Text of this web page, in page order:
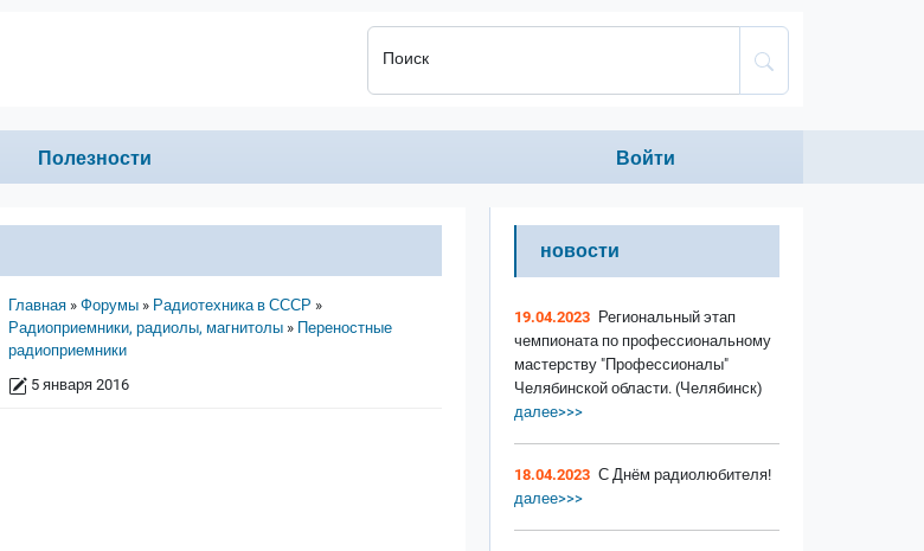
Поиск
Полезности
Anonumous menu
Войти
Строка навигации
Главная Форумы
Радиотехника в СССР
Радиоприемники, радиолы, магнитолы
Переностные
радиоприемники
5 января 2016
новости
19.04.2023 Региональный этап
чемпионата по профессиональному
мастерству "Профессионалы"
Челябинской области. (Челябинск)
далее>>>
18.04.2023 С Днём радиолюбителя!
далее>>>